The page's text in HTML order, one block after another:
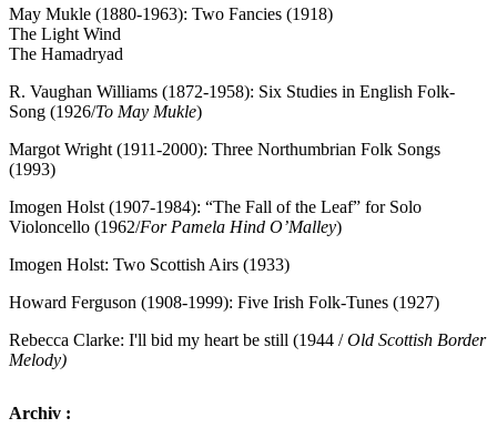
May Mukle (1880-1963): Two Fancies (1918)
The Light Wind
The Hamadryad
R. Vaughan Williams (1872-1958): Six Studies in English Folk-
Song (1926/To May Mukle)
Margot Wright (1911-2000): Three Northumbrian Folk Songs
(1993)
Imogen Holst (1907-1984): “The Fall of the Leaf” for Solo
Violoncello (1962/For Pamela Hind O’Malley)
Imogen Holst: Two Scottish Airs (1933)
Howard Ferguson (1908-1999): Five Irish Folk-Tunes (1927)
Rebecca Clarke: I'll bid my heart be still (1944 /Old Scottish Border
Melody)
Archiv :